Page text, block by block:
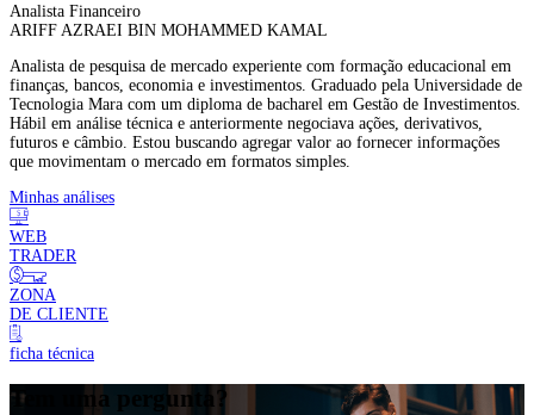
Analista Financeiro
ARIFF AZRAEI BIN MOHAMMED KAMAL
Analista de pesquisa de mercado experiente com formação educacional em
finanças, bancos, economia e investimentos. Graduado pela Universidade de
Tecnologia Mara com um diploma de bacharel em Gestão de Investimentos.
Hábil em análise técnica e anteriormente negociava ações, derivativos,
futuros e câmbio. Estou buscando agregar valor ao fornecer informações
que movimentam o mercado em formatos simples.
Minhas análises
WEB
TRADER
ZONA
DE CLIENTE
ficha técnica
Tem uma pergunta?